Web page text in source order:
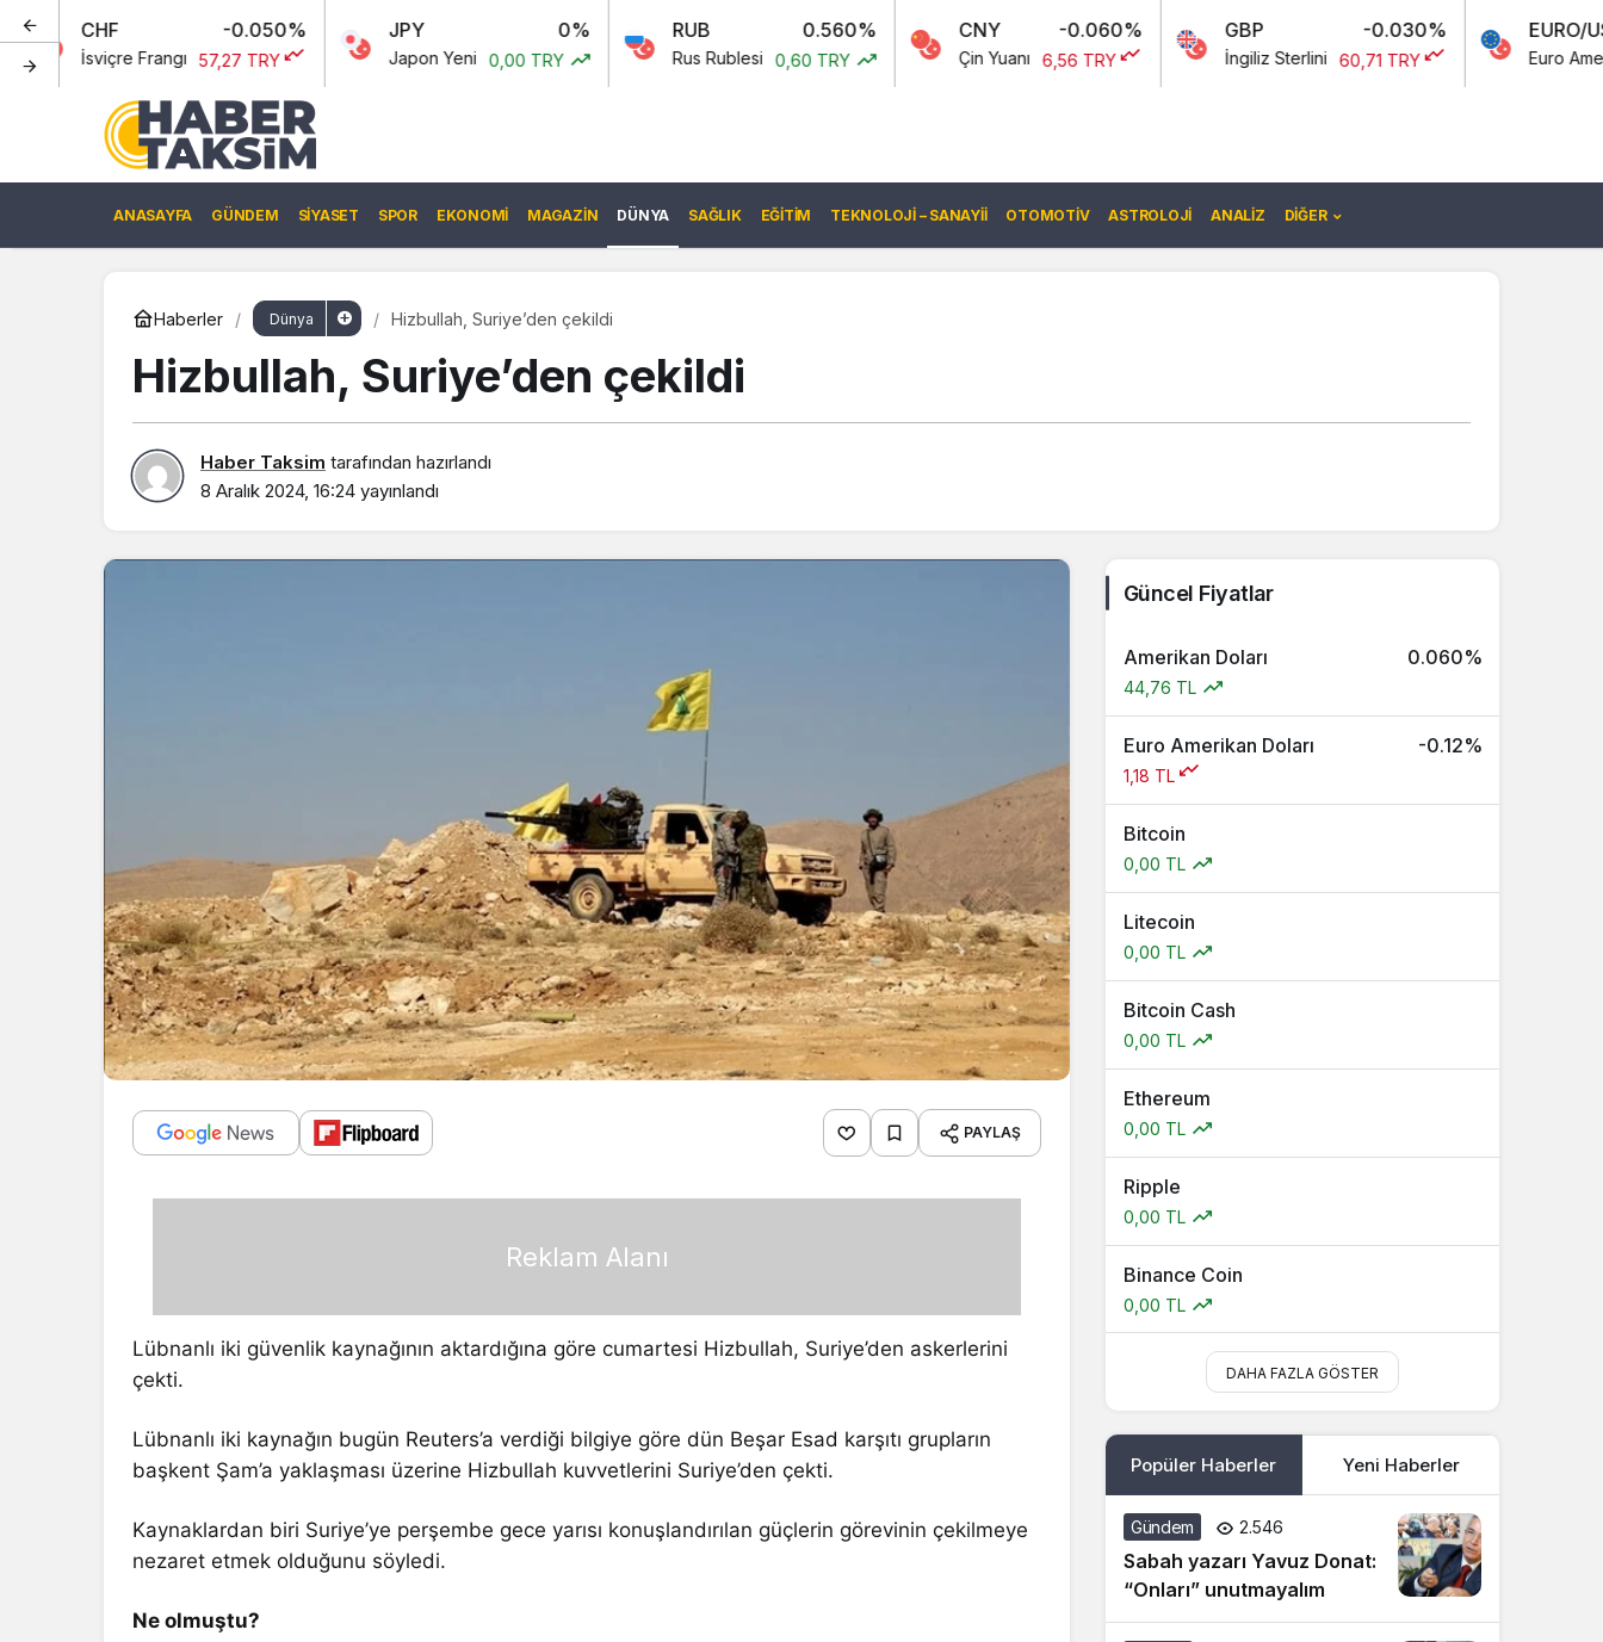
Frangı 57,27 TRY
JPY
Japon Yeni 0,00 TRY
RUB 0.560%
Rus Rublesi 0,60 TRY
CNY -0.060%
Çin Yuanı 6,56 TRY
GBP -0.030%
İngiliz Sterlini 60,71 TRY
EURO/USD
Euro Amerikan Doları
ANASAYFA GÜNDEM SIYASET SPOR EKONOMI MAGAZIN DÜNYA SAĞLIK EĞITIM TEKNOLOJI – SANAYII OTOMOTIV ASTROLOJI ANALIZ DIĞER
Haberler Dünya Hizbullah, Suriye’den çekildi
Hizbullah, Suriye’den çekildi
Haber Taksim tarafından hazırlandı
8 Aralık 2024, 16:24 yayınlandı
PAYLAŞ
Reklam Alanı
Lübnanlı iki güvenlik kaynağının aktardığına göre cumartesi Hizbullah, Suriye’den askerlerini
çekti.
Lübnanlı iki kaynağın bugün Reuters’a verdiği bilgiye göre dün Beşar Esad karşıtı grupların
başkent Şam’a yaklaşması üzerine Hizbullah kuvvetlerini Suriye’den çekti.
Kaynaklardan biri Suriye’ye perşembe gece yarısı konuşlandırılan güçlerin görevinin çekilmeye
nezaret etmek olduğunu söyledi.
Ne olmuştu?
Güncel Fiyatlar
Amerikan Doları 0.060%
44,76 TL
Euro Amerikan Doları -0.12%
1,18 TL
Bitcoin
0,00 TL
Litecoin
0,00 TL
Bitcoin Cash
0,00 TL
Ethereum
0,00 TL
Ripple
0,00 TL
Binance Coin
0,00 TL
DAHA FAZLA GÖSTER
Popüler Haberler Yeni Haberler
Gündem 2.546
Sabah yazarı Yavuz Donat:
“Onları” unutmayalım